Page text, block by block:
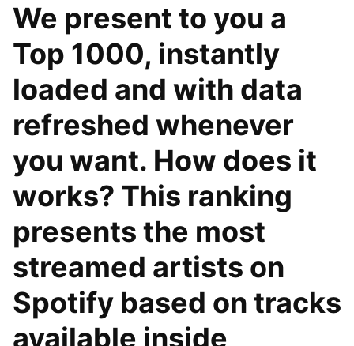
We present to you a
Top 1000, instantly
loaded and with data
refreshed whenever
you want. How does it
works? This ranking
presents the most
streamed artists on
Spotify based on tracks
available inside